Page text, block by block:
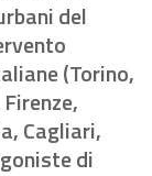
del
(Torino,
Cagliari,
di